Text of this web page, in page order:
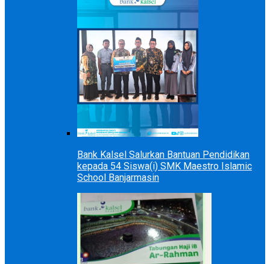
Bank Kalsel Salurkan Bantuan Pendidikan
kepada 54 Siswa(i) SMK Maestro Islamic
School Banjarmasin